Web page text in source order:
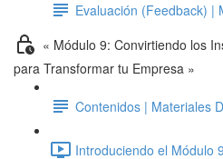
Evaluación (Feedback) |
« Módulo 9: Convirtiendo los
para Transformar tu Empresa »
Contenidos | Materiales
Introduciendo el Módulo